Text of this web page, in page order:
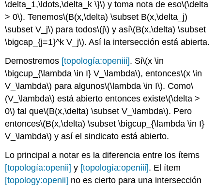
\delta_1,\ldots,\delta_k \}\) y toma nota de eso\(\delta
> 0\). Tenemos\(B(x,\delta) \subset B(x,\delta_j)
\subset V_j\) para todos\(j\) y así\(B(x,\delta) \subset
\bigcap_{j=1}^k V_j\). Así la intersección está abierta.
Demostremos [topología:openiii]. Si\(x \in
\bigcup_{\lambda \in I} V_\lambda\), entonces\(x \in
V_\lambda\) para algunos\(\lambda \in I\). Como\
(V_\lambda\) está abierto entonces existe\(\delta >
0\) tal que\(B(x,\delta) \subset V_\lambda\). Pero
entonces\(B(x,\delta) \subset \bigcup_{\lambda \in I}
V_\lambda\) y así el sindicato está abierto.
Lo principal a notar es la diferencia entre los ítems
[topología:openii] y [topología:openiii]. El ítem
[topology:openii] no es cierto para una intersección